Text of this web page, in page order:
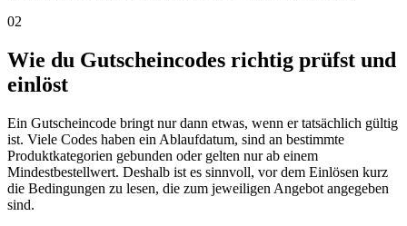
02
Wie du Gutscheincodes richtig prüfst und
einlöst
Ein Gutscheincode bringt nur dann etwas, wenn er tatsächlich gültig
ist. Viele Codes haben ein Ablaufdatum, sind an bestimmte
Produktkategorien gebunden oder gelten nur ab einem
Mindestbestellwert. Deshalb ist es sinnvoll, vor dem Einlösen kurz
die Bedingungen zu lesen, die zum jeweiligen Angebot angegeben
sind.